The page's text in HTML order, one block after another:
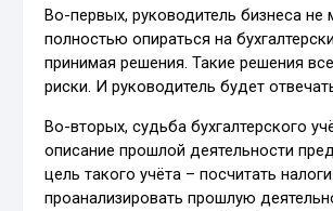
Во-первых, руководитель бизнеса не
полностью опираться на
принимая решения. Такие решения
риски. И руководитель будет
Во-вторых, судьба бухгалтерского
описание прошлой деятельности
цель такого учёта – посчитать
проанализировать прошлую